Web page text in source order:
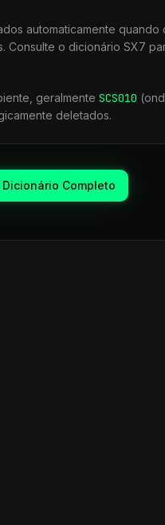
automaticamente quando
o dicionário SX7
geralmente SCS010
deletados.
Dicionário Completo